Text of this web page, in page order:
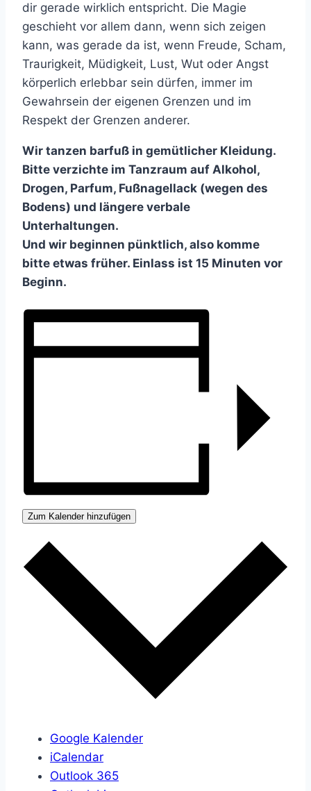
dir gerade wirklich entspricht. Die Magie
geschieht vor allem dann, wenn sich zeigen
kann, was gerade da ist, wenn Freude, Scham,
Traurigkeit, Müdigkeit, Lust, Wut oder Angst
körperlich erlebbar sein dürfen, immer im
Gewahrsein der eigenen Grenzen und im
Respekt der Grenzen anderer.
Wir tanzen barfuß in gemütlicher Kleidung.
Bitte verzichte im Tanzraum auf Alkohol,
Drogen, Parfum, Fußnagellack (wegen des
Bodens) und längere verbale
Unterhaltungen.
Und wir beginnen pünktlich, also komme
bitte etwas früher. Einlass ist 15 Minuten vor
Beginn.
Zum Kalender hinzufügen
Google Kalender
iCalendar
Outlook 365